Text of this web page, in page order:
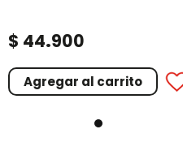
$ 44.900
Agregar al carrito